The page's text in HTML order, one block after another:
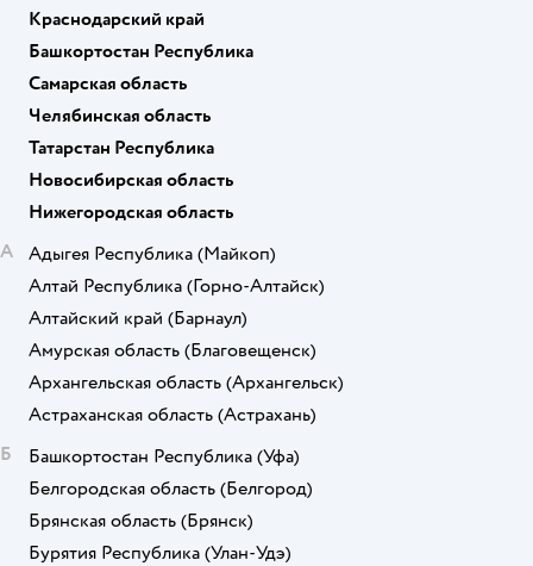
Краснодарский край
Башкортостан Республика
Самарская область
Челябинская область
Татарстан Республика
Новосибирская область
Нижегородская область
А
Адыгея Республика (Майкоп)
Алтай Республика (Горно-Алтайск)
Алтайский край (Барнаул)
Амурская область (Благовещенск)
Архангельская область (Архангельск)
Астраханская область (Астрахань)
Б
Башкортостан Республика (Уфа)
Белгородская область (Белгород)
Брянская область (Брянск)
Бурятия Республика (Улан-Удэ)